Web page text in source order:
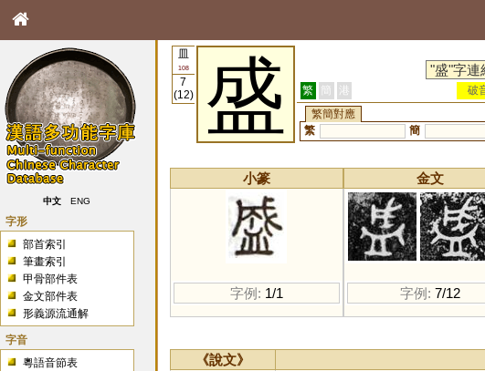
中文 ENG
字形
部首索引
筆畫索引
甲骨部件表
金文部件表
形義源流通解
字音
粵語音節表
皿
108
7
(12)
盛 繁 簡 港
破
繁簡對應
繁
簡
小篆
字例: 1/1
金文
字例: 7/12
《說文》